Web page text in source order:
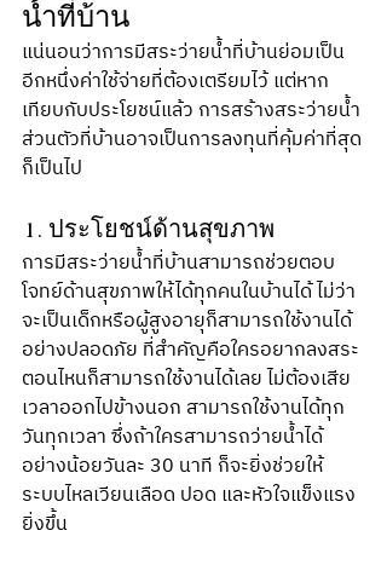
น้ำที่บ้าน
แน่นอนว่าการมีสระว่ายน้ำที่บ้านย่อมเป็น
อีกหนึ่งค่าใช้จ่ายที่ต้องเตรียมไว้ แต่หาก
เทียบกับประโยชน์แล้ว การสร้างสระว่ายน้ำ
ส่วนตัวที่บ้านอาจเป็นการลงทุนที่คุ้มค่าที่สุด
ก็เป็นไป
1. ประโยชน์ด้านสุขภาพ
การมีสระว่ายน้ำที่บ้านสามารถช่วยตอบ
โจทย์ด้านสุขภาพให้ได้ทุกคนในบ้านได้ ไม่ว่า
จะเป็นเด็กหรือผู้สูงอายุก็สามารถใช้งานได้
อย่างปลอดภัย ที่สำคัญคือใครอยากลงสระ
ตอนไหนก็สามารถใช้งานได้เลย ไม่ต้องเสีย
เวลาออกไปข้างนอก สามารถใช้งานได้ทุก
วันทุกเวลา ซึ่งถ้าใครสามารถว่ายน้ำได้
อย่างน้อยวันละ 30 นาที ก็จะยิ่งช่วยให้
ระบบไหลเวียนเลือด ปอด และหัวใจแข็งแรง
ยิ่งขึ้น